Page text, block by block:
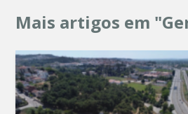
Mais artigos em